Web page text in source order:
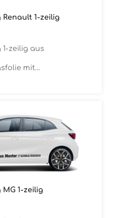
1-zeilig
zeilig aus
mit
MarkenlogoDie
1-zeilig